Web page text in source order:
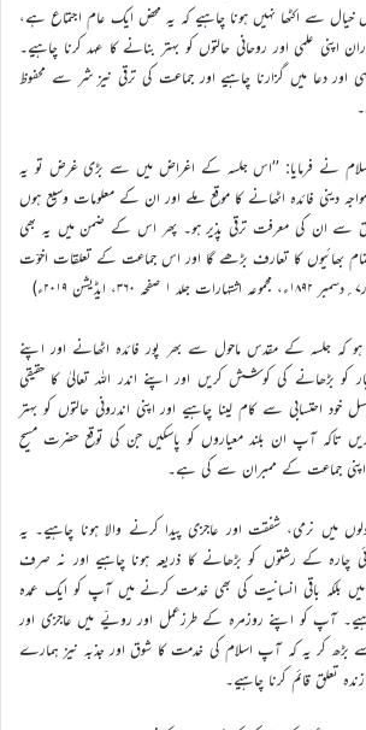
سے اکٹھا نہیں ہونا چاہیے کہ یہ محض ایک عام اجتماع ہے،
علمی اور روحانی حالتوں کو بہتر بنانے کا عہد کرنا چاہیے۔
دعا میں گزارنا چاہیے اور جماعت کی ترقی نیز شر سے محفوظ
نے فرمایا: ’’اس جلسہ کے اغراض میں سے بڑی غرض تو یہ
دینی فائدہ اٹھانے کا موقع ملے اور ان کے معلومات وسیع ہوں
سے ان کی معرفت ترقی پذیر ہو۔ پھر اس کے ضمن میں یہ بھی
بھائیوں کا تعارف بڑھے گا اور اس جماعت کے تعلقات اخوّت
کہ جلسہ کے مقدس ماحول سے بھر پور فائدہ اٹھانے اور اپنے
کو بڑھانے کی کوشش کریں اور اپنے اندر اللہ تعالیٰ کا حقیقی
احتسابی سے کام لینا چاہیے اور اپنی اندرونی حالتوں کو بہتر
تاکہ آپ ان بلند معیاروں کو پاسکیں جن کی توقع حضرت مسیح
اپنی جماعت کے ممبران سے کی ہے۔
میں نرمی، شفقت اور عاجزی پیدا کرنے والا ہونا چاہیے۔ یہ
چارہ کے رشتوں کو بڑھانے کا ذریعہ ہونا چاہیے اور نہ صرف
بلکہ باقی انسانیت کی بھی خدمت کرنے میں آپ کو ایک عمدہ
آپ کو اپنے روزمرہ کے طرزعمل اور رویّے میں عاجزی اور
بڑھ کر یہ کہ آپ اسلام کی خدمت کا شوق اور جذبہ نیز ہمارے
تعلق قائم کرنا چاہیے۔